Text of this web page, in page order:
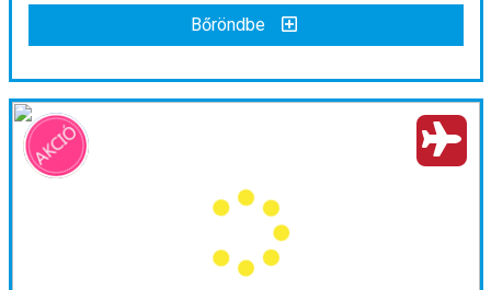
Bőröndbe
Brugge - London - Párizs
Franciaország
Város:Párizs
Utazás módja:Busszal
Önellátás
Szálláskategória:Program szerint
szoba, 4 éj holiday home 3 éj hotel*/**